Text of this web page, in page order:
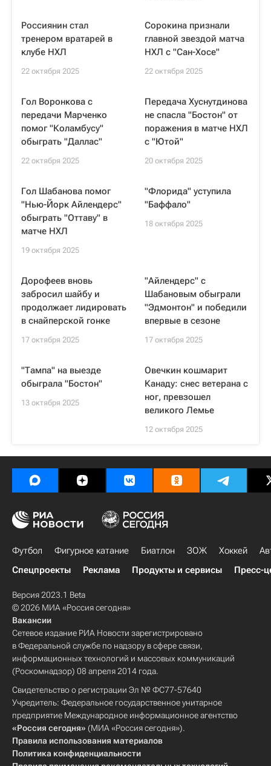
Россиянин стал
тренером вратарей в
клубе НХЛ
22 октября 2025
Сорокина признали
главной звездой матча
НХЛ с "Сан-Хосе"
22 октября 2025
Гол Воронкова с
передачи Марченко
помог "Коламбусу"
обыграть "Даллас"
22 октября 2025
Передача Хуснутдинова
не спасла "Бостон" от
поражения в матче НХЛ
с "Ютой"
20 октября 2025
Гол Шабанова помог
"Нью-Йорк Айлендерс"
обыграть "Оттаву" в
матче НХЛ
19 октября 2025
"Флорида" уступила
"Баффало"
18 октября 2025
Дорофеев вновь
забросил шайбу и
продолжает лидировать
в снайперской гонке
17 октября 2025
"Айлендерс" с
Шабановым обыграли
"Эдмонтон" и победили
впервые в сезоне
17 октября 2025
"Тампа" на выезде
обыграла "Бостон"
13 октября 2025
Овечкин кошмарит
Канаду: снес ветерана с
ног, превзошел
великого Лемье
12 октября 2025
Футбол Фигурное катание Биатлон ЗОЖ Хоккей
Спецпроекты
Реклама Продукты и сервисы Пресс-
Версия 2023.1 Beta
© 2026 МИА «Россия сегодня»
Вакансии
Сетевое издание РИА Новости зарегистрировано
в Федеральной службе по надзору в сфере связи,
информационных технологий и массовых коммуникаций
(Роскомнадзор) 08 апреля 2014 года.
Свидетельство о регистрации Эл № ФС77-57640
Учредитель: Федеральное государственное унитарное
предприятие Международное информационное агентство
«Россия сегодня» (МИА «Россия сегодня»).
Правила использования материалов
Политика конфиденциальности